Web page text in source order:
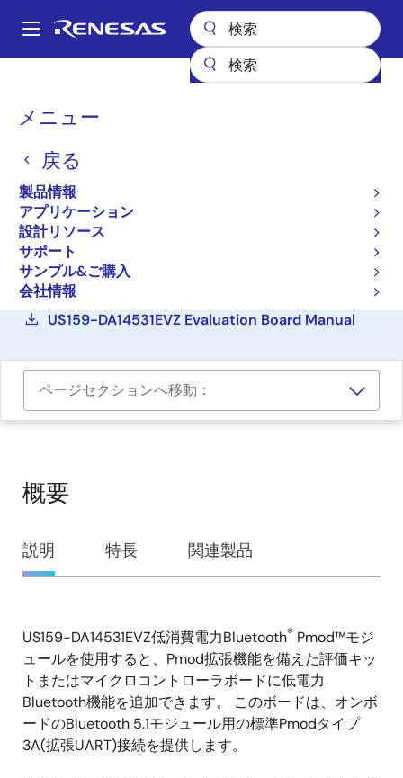
ン
Main
メニュー
戻る
製品情報
アプリケーション
設計リソース
サポート
サンプル&ご購入
会社情報
パ
く
ず
US159-DA14531EVZ
低消費電力Bluetooth
Pmodボード(ルネサス
QuickConnect IoT)
US159-DA14531EVZ
ご購入
US159-DA14531EVZ Evaluation Board Manual
ページセクションへ移動：
概要
概
要
説明 特長 関連製品
説
明
US159-DA14531EVZ低消費電力Bluetooth® Pmod™モジ
ュールを使用すると、Pmod拡張機能を備えた評価キッ
トまたはマイクロコントローラボードに低電力
Bluetooth機能を追加できます。 このボードは、オンボ
ードのBluetooth 5.1モジュール用の標準Pmodタイプ
3A(拡張UART)接続を提供します。